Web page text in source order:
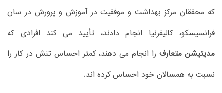
که محققان مرکز بهداشت و موفقیت در آموزش و پرورش در سان
فرانسیسکو، کالیفرنیا انجام دادند، تأیید می کند افرادی که
مدیتیشن متعارفرا انجام می دهند، کمتر احساس تنش در کار را
نسبت به همسالان خود احساس کرده اند.